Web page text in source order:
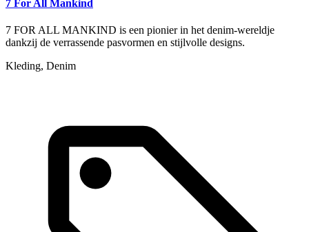
7 For All Mankind
7 FOR ALL MANKIND is een pionier in het denim-wereldje
dankzij de verrassende pasvormen en stijlvolle designs.
Kleding, Denim